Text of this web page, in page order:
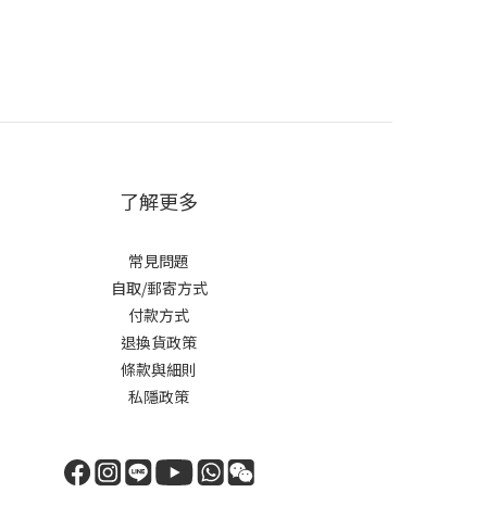
了解更多
常見問題
自取/郵寄方式
付款方式
退換貨政策
條款與細則
私隱政策